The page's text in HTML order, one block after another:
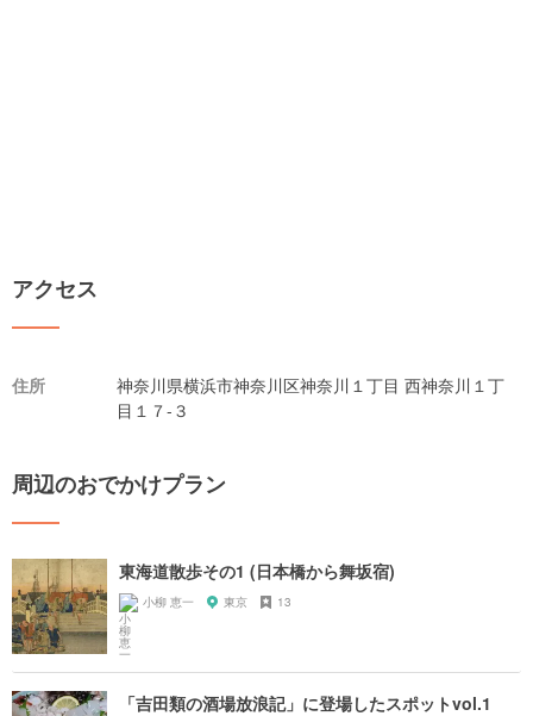
アクセス
住所
神奈川県横浜市神奈川区神奈川１丁目 西神奈川１丁
目１７-３
周辺のおでかけプラン
東海道散歩その1 (日本橋から舞坂宿)
小柳 恵一 東京 13
「吉田類の酒場放浪記」に登場したスポットvol.1